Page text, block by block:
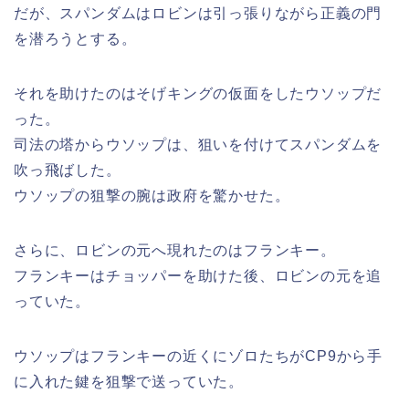
だが、スパンダムはロビンは引っ張りながら正義の門
を潜ろうとする。
それを助けたのはそげキングの仮面をしたウソップだ
った。
司法の塔からウソップは、狙いを付けてスパンダムを
吹っ飛ばした。
ウソップの狙撃の腕は政府を驚かせた。
さらに、ロビンの元へ現れたのはフランキー。
フランキーはチョッパーを助けた後、ロビンの元を追
っていた。
ウソップはフランキーの近くにゾロたちがCP9から手
に入れた鍵を狙撃で送っていた。